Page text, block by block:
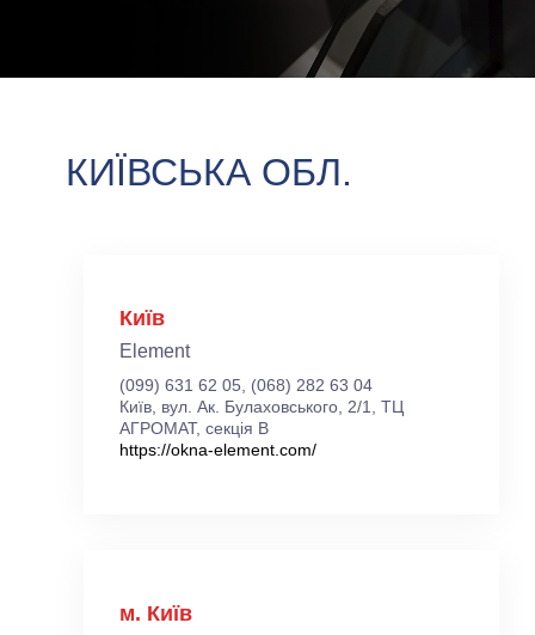
КИЇВСЬКА ОБЛ.
Київ
Element
(099) 631 62 05, (068) 282 63 04
Київ, вул. Ак. Булаховського, 2/1, ТЦ
АГРОМАТ, секція В
https://okna-element.com/
м. Київ